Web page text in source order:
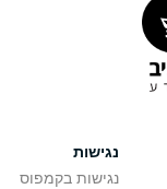
נגישות
נגישות בקמפוס